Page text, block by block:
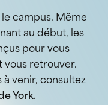
campus. Même
au début, les
pour vous
vous retrouver.
venir, consultez
York.